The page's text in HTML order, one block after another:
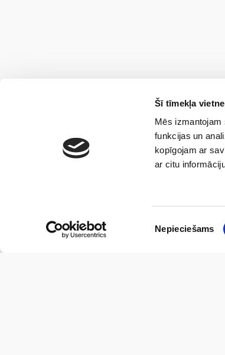
Šī tīmekļa
Mēs izmantojam
funkcijas un
kopīgojam ar
ar citu
izvēle
Nepieciešams